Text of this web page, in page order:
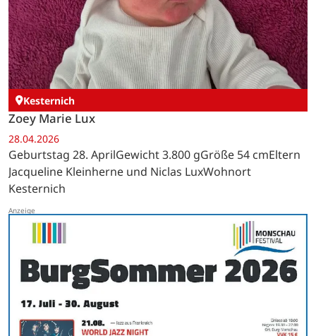
Kesternich
Zoey Marie Lux
28.04.2026
Geburtstag 28. AprilGewicht 3.800 gGröße 54 cmEltern
Jacqueline Kleinherne und Niclas LuxWohnort
Kesternich